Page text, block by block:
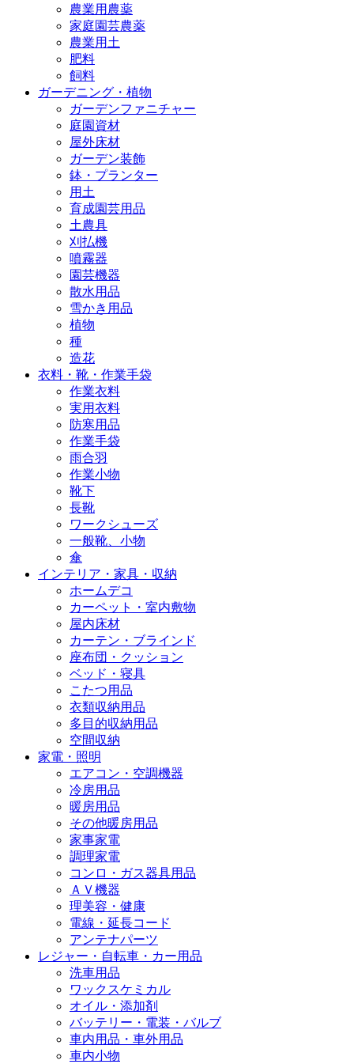
農業用農薬
家庭園芸農薬
農業用土
肥料
飼料
ガーデニング・植物
ガーデンファニチャー
庭園資材
屋外床材
ガーデン装飾
鉢・プランター
用土
育成園芸用品
土農具
刈払機
噴霧器
園芸機器
散水用品
雪かき用品
植物
種
造花
衣料・靴・作業手袋
作業衣料
実用衣料
防寒用品
作業手袋
雨合羽
作業小物
靴下
長靴
ワークシューズ
一般靴、小物
傘
インテリア・家具・収納
ホームデコ
カーペット・室内敷物
屋内床材
カーテン・ブラインド
座布団・クッション
ベッド・寝具
こたつ用品
衣類収納用品
多目的収納用品
空間収納
家電・照明
エアコン・空調機器
冷房用品
暖房用品
その他暖房用品
家事家電
調理家電
コンロ・ガス器具用品
ＡＶ機器
理美容・健康
電線・延長コード
アンテナパーツ
レジャー・自転車・カー用品
洗車用品
ワックスケミカル
オイル・添加剤
バッテリー・電装・バルブ
車内用品・車外用品
車内小物